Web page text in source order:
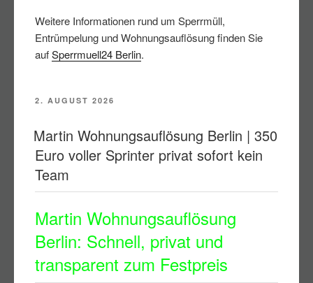
Weitere Informationen rund um Sperrmüll,
Entrümpelung und Wohnungsauflösung finden Sie
aufSperrmuell24 Berlin.
VERÖFFENTLICHT
2. AUGUST 2026
Martin Wohnungsauflösung Berlin | 350
Euro voller Sprinter privat sofort kein
Team
Martin Wohnungsauflösung
Berlin: Schnell, privat und
transparent zum Festpreis